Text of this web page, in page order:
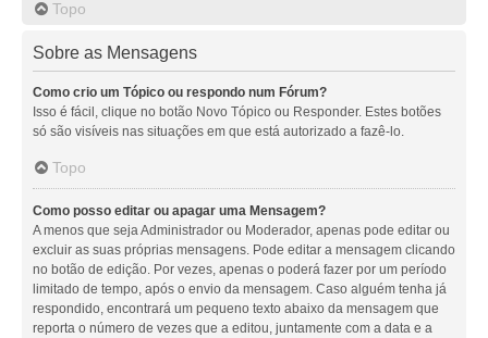
Topo
Sobre as Mensagens
Como crio um Tópico ou respondo num Fórum?
Isso é fácil, clique no botão Novo Tópico ou Responder. Estes botões
só são visíveis nas situações em que está autorizado a fazê-lo.
Topo
Como posso editar ou apagar uma Mensagem?
A menos que seja Administrador ou Moderador, apenas pode editar ou
excluir as suas próprias mensagens. Pode editar a mensagem clicando
no botão de edição. Por vezes, apenas o poderá fazer por um período
limitado de tempo, após o envio da mensagem. Caso alguém tenha já
respondido, encontrará um pequeno texto abaixo da mensagem que
reporta o número de vezes que a editou, juntamente com a data e a